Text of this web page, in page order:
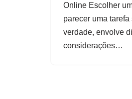
Online Escolher
parecer uma
verdade, envolve
considerações…